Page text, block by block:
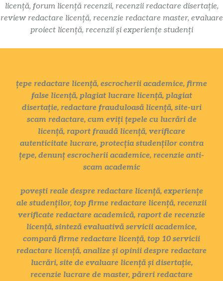
licență, forum licență recenzii, recenzii redactare disertație,
review redactare licență, recenzie redactare master, evaluare
proiect licență, recenzii și experiențe studenți
țepe redactare licență, escrocherii academice, firme
false licență, plagiat lucrare licență, plagiat
disertație, redactare frauduloasă licență, site-uri
scam redactare, cum eviți țepele cu lucrări de
licență, raport fraudă licență, verificare
autenticitate lucrare, protecția studenților contra
țepe, denunț escrocherii academice, recenzie anti-
scam academic
povești reale despre redactare licență, experiențe
ale studenților, top firme redactare licență, recenzii
verificate redactare academică, raport de recenzie
licență, sinteză evaluativă servicii academice,
compară firme redactare licență, top 10 servicii
redactare licență, analize și opinii despre redactare
lucrări, site de evaluare licență și disertație,
recenzie lucrare de master, păreri redactare